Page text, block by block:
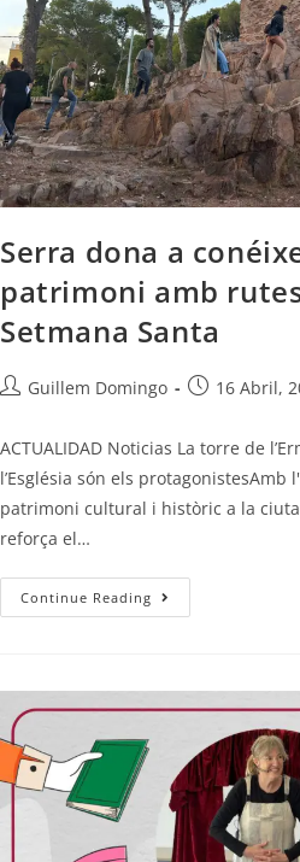
Serra dona a
patrimoni amb
Setmana Santa
Guillem Domingo 16 Abril,
ACTUALIDAD Noticias La torre de
l’Església són els protagonistesAmb
patrimoni cultural i històric a la
reforça el…
Continue Reading